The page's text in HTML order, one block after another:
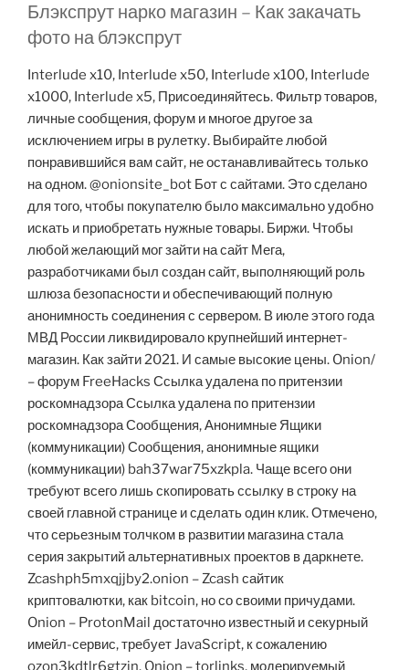
Блэкспрут нарко магазин – Как закачать
фото на блэкспрут
Interlude x10, Interlude x50, Interlude x100, Interlude
x1000, Interlude x5, Присоединяйтесь. Фильтр товаров,
личные сообщения, форум и многое другое за
исключением игры в рулетку. Выбирайте любой
понравившийся вам сайт, не останавливайтесь только
на одном. @onionsite_bot Бот с сайтами. Это сделано
для того, чтобы покупателю было максимально удобно
искать и приобретать нужные товары. Биржи. Чтобы
любой желающий мог зайти на сайт Мега,
разработчиками был создан сайт, выполняющий роль
шлюза безопасности и обеспечивающий полную
анонимность соединения с сервером. В июле этого года
МВД России ликвидировало крупнейший интернет-
магазин. Как зайти 2021. И самые высокие цены. Onion/
– форум FreeHacks Ссылка удалена по притензии
роскомнадзора Ссылка удалена по притензии
роскомнадзора Сообщения, Анонимные Ящики
(коммуникации) Сообщения, анонимные ящики
(коммуникации) bah37war75xzkpla. Чаще всего они
требуют всего лишь скопировать ссылку в строку на
своей главной странице и сделать один клик. Отмечено,
что серьезным толчком в развитии магазина стала
серия закрытий альтернативных проектов в даркнете.
Zcashph5mxqjjby2.onion – Zcash сайтик
криптовалютки, как bitcoin, но со своими причудами.
Onion – ProtonMail достаточно известный и секурный
имейл-сервис, требует JavaScript, к сожалению
ozon3kdtlr6gtzjn. Onion – torlinks, модерируемый